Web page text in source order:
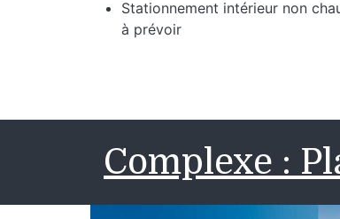
Stationnement intérieur non
à prévoir
Complexe :